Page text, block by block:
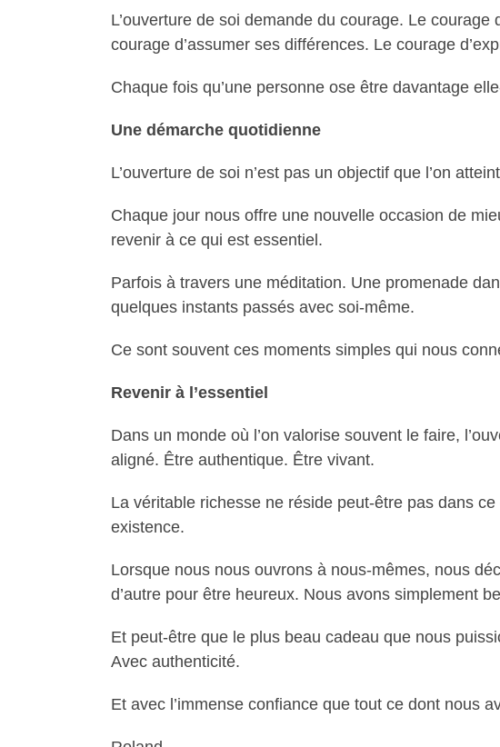
L’ouverture de soi demande du courage. Le
courage d’assumer ses différences. Le courage
Chaque fois qu’une personne ose être davantage
Une démarche quotidienne
L’ouverture de soi n’est pas un objectif que l’on
Chaque jour nous offre une nouvelle occasion de
revenir à ce qui est essentiel.
Parfois à travers une méditation. Une promenade
quelques instants passés avec soi-même.
Ce sont souvent ces moments simples qui nous
Revenir à l’essentiel
Dans un monde où l’on valorise souvent le faire,
aligné. Être authentique. Être vivant.
La véritable richesse ne réside peut-être pas dans
existence.
Lorsque nous nous ouvrons à nous-mêmes, nous
d’autre pour être heureux. Nous avons simplement
Et peut-être que le plus beau cadeau que nous
Avec authenticité.
Et avec l’immense confiance que tout ce dont nous